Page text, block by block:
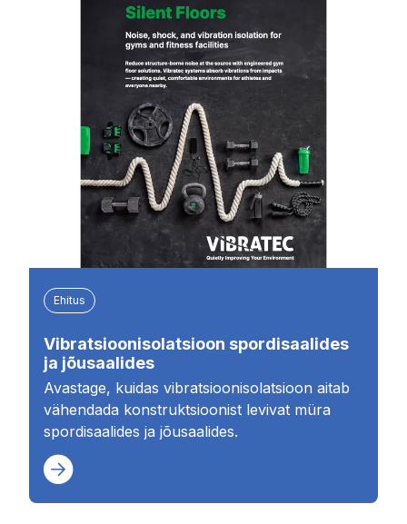
Ehitus
Vibratsioonisolatsioon spordisaalides
ja jõusaalides
Avastage, kuidas vibratsioonisolatsioon aitab
vähendada konstruktsioonist levivat müra
spordisaalides ja jõusaalides.